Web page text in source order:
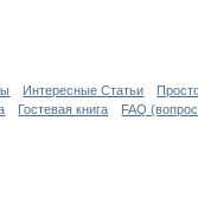
Интересные Статьи
Гостевая книга FAQ